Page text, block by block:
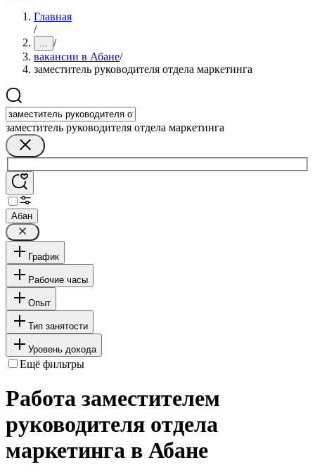
Главная
/
... /
вакансии в Абане/
заместитель руководителя отдела маркетинга
заместитель руководителя отдела маркетинга
Абан
График
Рабочие часы
Опыт
Тип занятости
Уровень дохода
Ещё фильтры
Работа заместителем
руководителя отдела
маркетинга в Абане